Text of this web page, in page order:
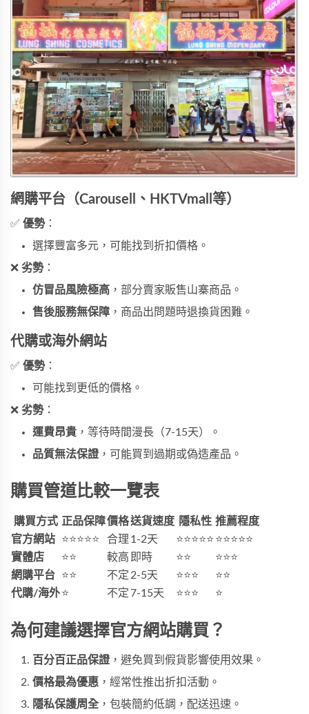
網購平台（Carousell、HKTVmall等）
✅ 優勢：
選擇豐富多元，可能找到折扣價格。
❌ 劣勢：
仿冒品風險極高 ，部分賣家販售山寨商品。
售後服務無保障 ，商品出問題時退換貨困難。
代購或海外網站
✅ 優勢：
可能找到更低的價格。
❌ 劣勢：
運費昂貴 ，等待時間漫長（7-15天）。
品質無法保證 ，可能買到過期或偽造產品。
購買管道比較一覽表
購買方式 正品保障價格送貨速度 隱私性 推薦程度
官方網站
⭐⭐⭐⭐⭐ 合理 1-2天 ⭐⭐⭐⭐⭐ ⭐⭐⭐⭐⭐
實體店
⭐⭐ 較高 即時 ⭐⭐
⭐⭐⭐
網購平台
⭐⭐ 不定 2-5天 ⭐⭐⭐
⭐⭐
代購/海外⭐ 不定7-15天 ⭐⭐⭐ ⭐
為何建議選擇官方網站購買？
百分百正品保證 ，避免買到假貨影響使用效果。
價格最為優惠 ，經常性推出折扣活動。
隱私保護周全 ，包裝簡約低調，配送迅速。